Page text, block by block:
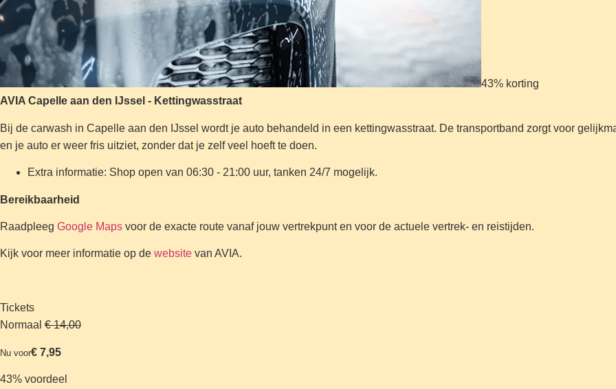
43% korting
AVIA Capelle aan den IJssel - Kettingwasstraat
Bij de carwash in Capelle aan den IJssel wordt je auto behandeld in een kettingwasstraat. De transportband zorgt voor
en je auto er weer fris uitziet, zonder dat je zelf veel hoeft te doen.
Extra informatie: Shop open van 06:30 - 21:00 uur, tanken 24/7 mogelijk.
Bereikbaarheid
Raadpleeg Google Maps voor de exacte route vanaf jouw vertrekpunt en voor de actuele vertrek- en reistijden.
Kijk voor meer informatie op de website van AVIA.
Tickets
Normaal € 14,00
Nu voor€ 7,95
43% voordeel